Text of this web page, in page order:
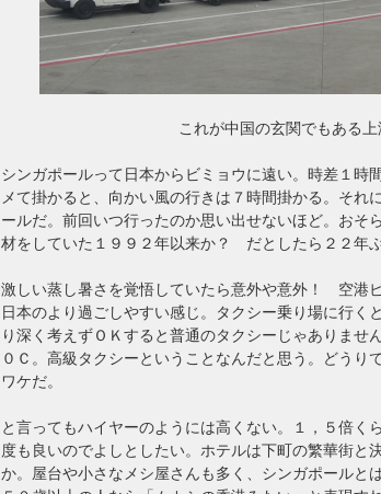
これが中国の玄関でもある上
シンガポールって日本からビミョウに遠い。時差１時
メて掛かると、向かい風の行きは７時間掛かる。それ
ールだ。前回いつ行ったのか思い出せないほど。おそ
材をしていた１９９２年以来か？ だとしたら２２年
激しい蒸し暑さを覚悟していたら意外や意外！ 空港
日本のより過ごしやすい感じ。タクシー乗り場に行く
り深く考えずＯＫすると普通のタクシーじゃありませ
０Ｃ。高級タクシーということなんだと思う。どうり
ワケだ。
と言ってもハイヤーのようには高くない。１，５倍く
度も良いのでよしとしたい。ホテルは下町の繁華街と
か。屋台や小さなメシ屋さんも多く、シンガポールと